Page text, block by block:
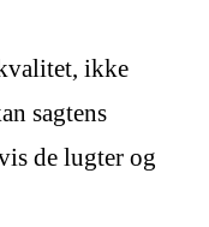
ikke
sagtens
de lugter og